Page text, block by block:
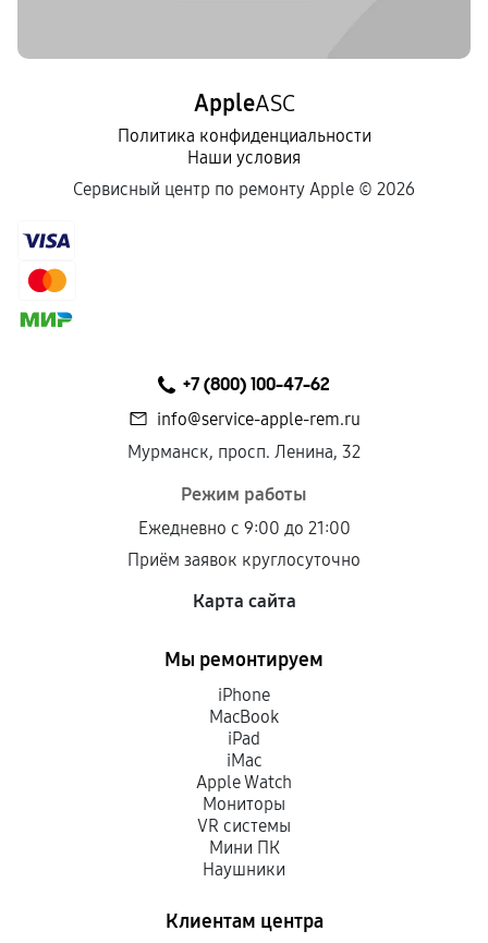
AppleASC
Политика конфиденциальности
Наши условия
Сервисный центр по ремонту Apple © 2026
+7 (800) 100-47-62
info@service-apple-rem.ru
Мурманск, просп. Ленина, 32
Режим работы
Ежедневно с 9:00 до 21:00
Приём заявок круглосуточно
Карта сайта
Мы ремонтируем
iPhone
MacBook
iPad
iMac
Apple Watch
Мониторы
VR системы
Мини ПК
Наушники
Клиентам центра